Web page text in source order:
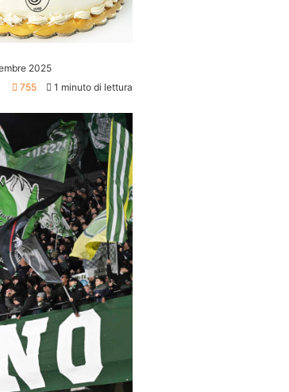
2025
755
1 minuto di lettura